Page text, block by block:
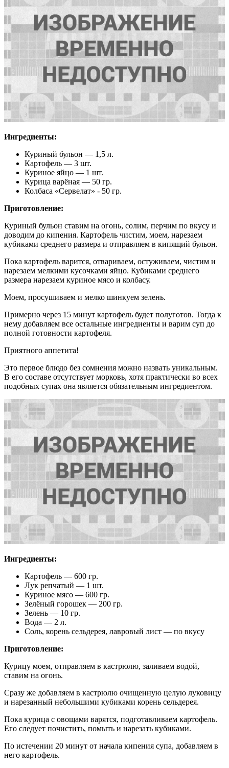
Ингредиенты:
Куриный бульон — 1,5 л.
Картофель — 3 шт.
Куриное яйцо — 1 шт.
Курица варёная — 50 гр.
Колбаса «Сервелат» - 50 гр.
Приготовление:
Куриный бульон ставим на огонь, солим, перчим по вкусу и
доводим до кипения. Картофель чистим, моем, нарезаем
кубиками среднего размера и отправляем в кипящий бульон.
Пока картофель варится, отвариваем, остуживаем, чистим и
нарезаем мелкими кусочками яйцо. Кубиками среднего
размера нарезаем куриное мясо и колбасу.
Моем, просушиваем и мелко шинкуем зелень.
Примерно через 15 минут картофель будет полуготов. Тогда к
нему добавляем все остальные ингредиенты и варим суп до
полной готовности картофеля.
Приятного аппетита!
Это первое блюдо без сомнения можно назвать уникальным.
В его составе отсутствует морковь, хотя практически во всех
подобных супах она является обязательным ингредиентом.
Ингредиенты:
Картофель — 600 гр.
Лук репчатый — 1 шт.
Куриное мясо — 600 гр.
Зелёный горошек — 200 гр.
Зелень — 10 гр.
Вода — 2 л.
Соль, корень сельдерея, лавровый лист — по вкусу
Приготовление:
Курицу моем, отправляем в кастрюлю, заливаем водой,
ставим на огонь.
Сразу же добавляем в кастрюлю очищенную целую луковицу
и нарезанный небольшими кубиками корень сельдерея.
Пока курица с овощами варятся, подготавливаем картофель.
Его следует почистить, помыть и нарезать кубиками.
По истечении 20 минут от начала кипения супа, добавляем в
него картофель.